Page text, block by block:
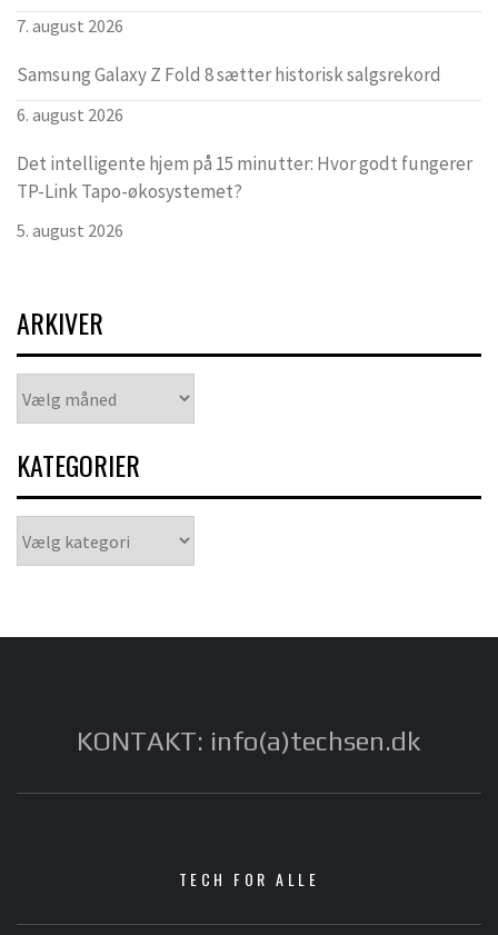
7. august 2026
Samsung Galaxy Z Fold 8 sætter historisk salgsrekord
6. august 2026
Det intelligente hjem på 15 minutter: Hvor godt fungerer
TP-Link Tapo-økosystemet?
5. august 2026
ARKIVER
KATEGORIER
KONTAKT: info(a)techsen.dk
TECH FOR ALLE